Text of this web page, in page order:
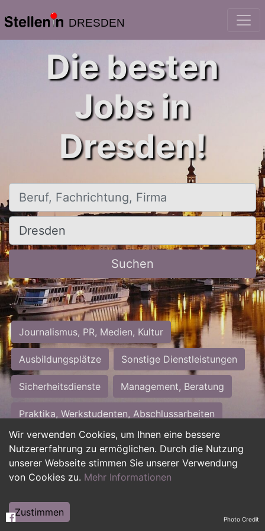
DRESDEN
Wir verwenden Cookies, um Ihnen eine bessere
Nutzererfahrung zu ermöglichen. Durch die Nutzung
unserer Webseite stimmen Sie unserer Verwendung
von Cookies zu. Mehr Informationen
Zustimmen
Die besten
Jobs in
Dresden!
Beruf, Fachrichtung, Firma
Ort, Stadt
Suchen
Journalismus, PR, Medien, Kultur
Ausbildungsplätze Sonstige Dienstleistungen
Sicherheitsdienste Management, Beratung
Praktika, Werkstudenten, Abschlussarbeiten
Personalwesen Assistenz, Sekretariat
Hilfskräfte, Aushilfs- und Nebenjobs
Weiterbildung, Studium, duale Ausbildung Photo Credit